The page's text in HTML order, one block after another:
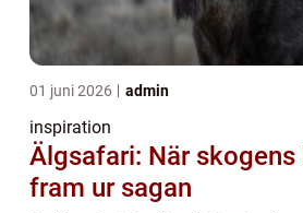
01 juni 2026 admin
inspiration
Älgsafari: När
fram ur sagan